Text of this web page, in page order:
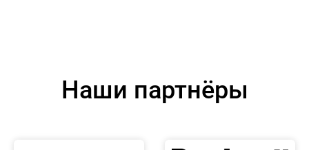
Наши партнёры